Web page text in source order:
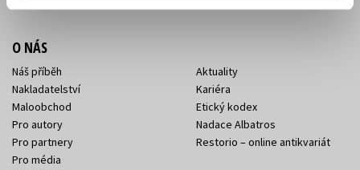
O NÁS
Náš příběh
Nakladatelství
Maloobchod
Pro autory
Pro partnery
Pro média
Aktuality
Kariéra
Etický kodex
Nadace Albatros
Restorio – online antikvariát